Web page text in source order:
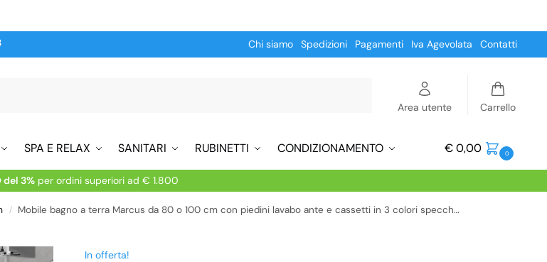
Chi siamo Spedizioni Pagamenti Iva Agevolata Contatti
Area utente Carrello
SPA E RELAX SANITARI RUBINETTI CONDIZIONAMENTO €0,00 0
del 3%per ordini superiori ad € 1.800
/ Mobile bagno a terra Marcus da 80 o 100 cm con piedini lavabo ante e cassetti in 3 colori specchio incluso
In offerta!